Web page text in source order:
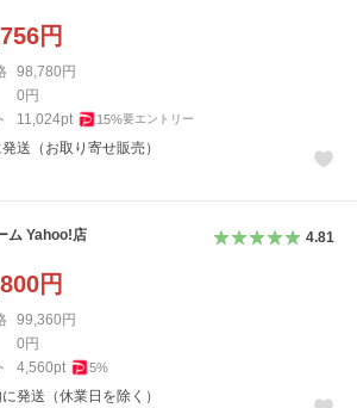
円
98,780 円
0 円
11,024pt 15%要エントリー
送（お取り寄せ販売）
ム Yahoo!店 4.81
円
99,360 円
0 円
4,560pt 5%
発送（休業日を除く）